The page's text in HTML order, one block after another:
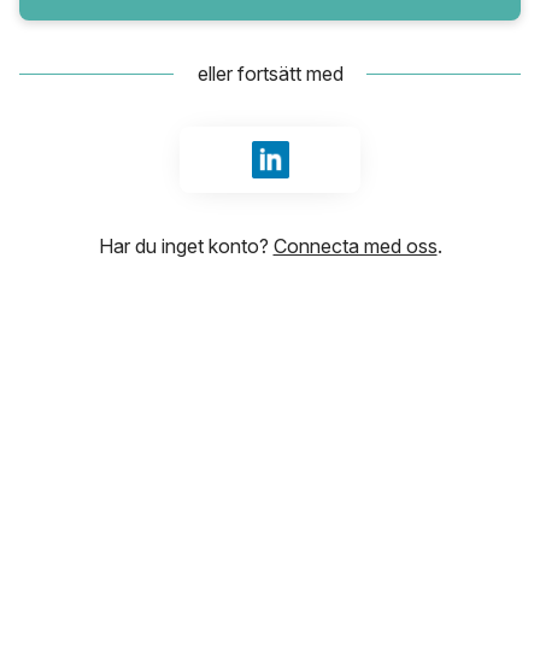
eller fortsätt med
Logga in med LinkedIn
Har du inget konto? Connecta med oss.